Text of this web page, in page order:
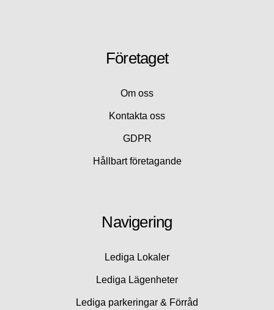
Företaget
Om oss
Kontakta oss
GDPR
Hållbart företagande
Navigering
Lediga Lokaler
Lediga Lägenheter
Lediga parkeringar & Förråd